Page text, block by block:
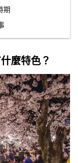
期
麼特色？